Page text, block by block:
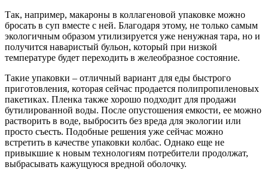
Так, например, макароны в коллагеновой упаковке можно
бросать в суп вместе с ней. Благодаря этому, не только самым
экологичным образом утилизируется уже ненужная тара, но и
получится наваристый бульон, который при низкой
температуре будет переходить в желеобразное состояние.
Такие упаковки – отличный вариант для еды быстрого
приготовления, которая сейчас продается полипропиленовых
пакетиках. Пленка также хорошо подходит для продажи
бутилированной воды. После опустошения емкости, ее можно
растворить в воде, выбросить без вреда для экологии или
просто съесть. Подобные решения уже сейчас можно
встретить в качестве упаковки колбас. Однако еще не
привыкшие к новым технологиям потребители продолжат,
выбрасывать кажущуюся вредной оболочку.